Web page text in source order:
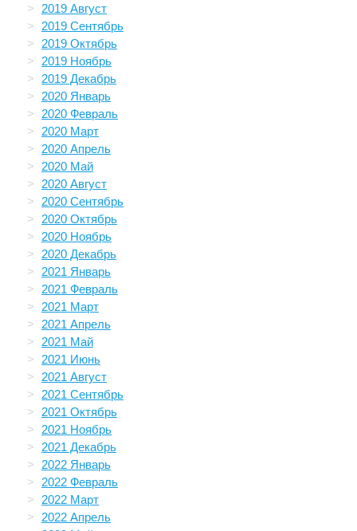
2019 Август
2019 Сентябрь
2019 Октябрь
2019 Ноябрь
2019 Декабрь
2020 Январь
2020 Февраль
2020 Март
2020 Апрель
2020 Май
2020 Август
2020 Сентябрь
2020 Октябрь
2020 Ноябрь
2020 Декабрь
2021 Январь
2021 Февраль
2021 Март
2021 Апрель
2021 Май
2021 Июнь
2021 Август
2021 Сентябрь
2021 Октябрь
2021 Ноябрь
2021 Декабрь
2022 Январь
2022 Февраль
2022 Март
2022 Апрель